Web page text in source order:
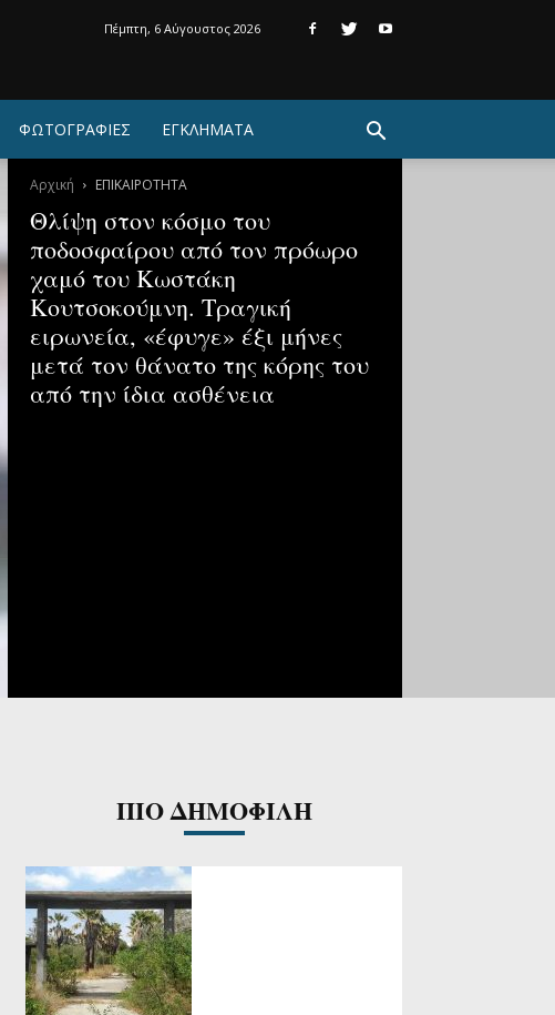
Πέμπτη, 6 Αύγουστος 2026
ΦΩΤΟΓΡΑΦΙΕΣ ΕΓΚΛΗΜΑΤΑ
Αρχική ΕΠΙΚΑΙΡΟΤΗΤΑ
Θλίψη στον κόσμο του
ποδοσφαίρου από τον πρόωρο
χαμό του Κωστάκη
Κουτσοκούμνη. Τραγική
ειρωνεία, «έφυγε» έξι μήνες
μετά τον θάνατο της κόρης του
από την ίδια ασθένεια
ΠΙΟ ΔΗΜΟΦΙΛΗ